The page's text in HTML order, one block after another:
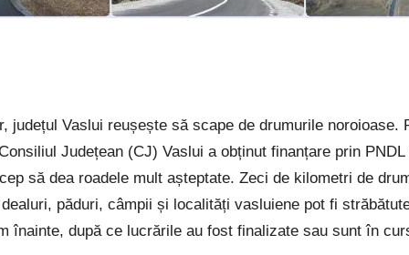
județul Vaslui reușește să scape de drumurile noroioase.
Județean (CJ) Vaslui a obținut finanțare prin
să dea roadele mult așteptate. Zeci de kilometri de
păduri, câmpii și localități vasluiene pot fi
înainte, după ce lucrările au fost finalizate sau sunt în